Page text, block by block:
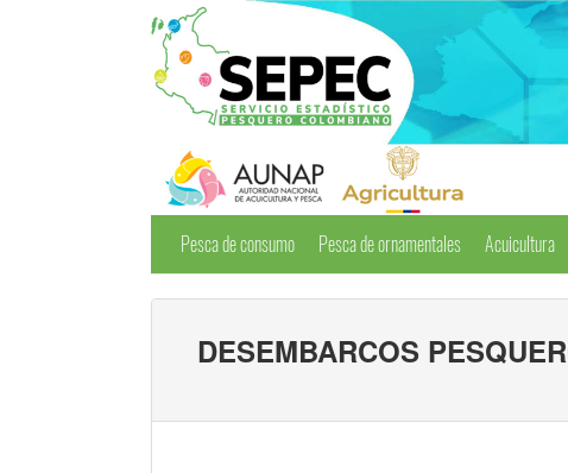
Pesca de consumo Pesca de ornamentales Acuicultura
DESEMBARCOS